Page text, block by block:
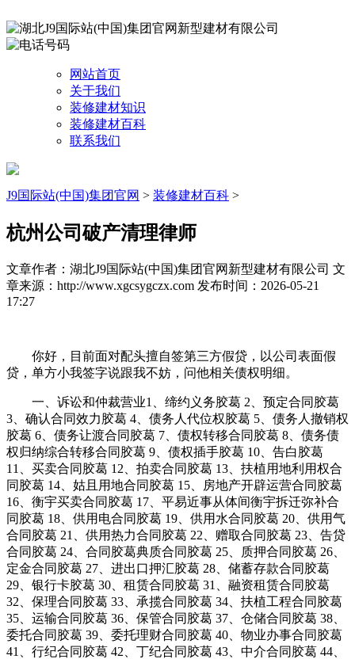
网站首页
关于我们
装修建材知识
装修建材百科
联系我们
J9国际站(中国)集团官网 > 装修建材百科 >
杭州公司破产清理律师
文章作者：湖北J9国际站(中国)集团官网新型建材有限公司 文
章来源：http://www.xgcsygczx.com 发布时间：2026-05-21
17:27
你好，目前面对配头擅自签第三方假贷，以公司表面假
贷，单方小我签字说跟我不妨，问他相关债权明细。
一、诉讼和仲裁营业1、缔约义务胶葛 2、预定合同胶葛
3、确认合同效力胶葛 4、债务人代位权胶葛 5、债务人撤销权
胶葛 6、债务让渡合同胶葛 7、债权转移合同胶葛 8、债务债
权归纳综合转移合同胶葛 9、债权插手胶葛 10、告白胶葛
11、买卖合同胶葛 12、拍卖合同胶葛 13、扶植用地利用权合
同胶葛 14、姑且用地合同胶葛 15、房地产开辟运营合同胶葛
16、衡宇买卖合同胶葛 17、平易近事从体间衡宇拆迁弥补合
同胶葛 18、供用电合同胶葛 19、供用水合同胶葛 20、供用气
合同胶葛 21、供用热力合同胶葛 22、赠取合同胶葛 23、告贷
合同胶葛 24、合同胶葛典质合同胶葛 25、质押合同胶葛 26、
定金合同胶葛 27、进出口押汇胶葛 28、储蓄存款合同胶葛
29、银行卡胶葛 30、租赁合同胶葛 31、融资租赁合同胶葛
32、保理合同胶葛 33、承揽合同胶葛 34、扶植工程合同胶葛
35、运输合同胶葛 36、保管合同胶葛 37、仓储合同胶葛 38、
委托合同胶葛 39、委托理财合同胶葛 40、物业办事合同胶葛
41、行纪合同胶葛 42、丁纪合同胶葛 43、中介合同胶葛 44、